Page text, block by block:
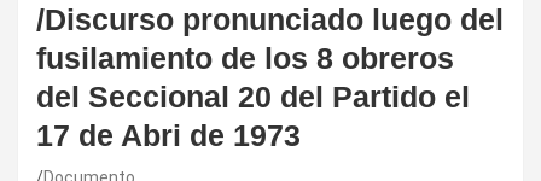
/Discurso pronunciado luego del
fusilamiento de los 8 obreros
del Seccional 20 del Partido el
17 de Abri de 1973